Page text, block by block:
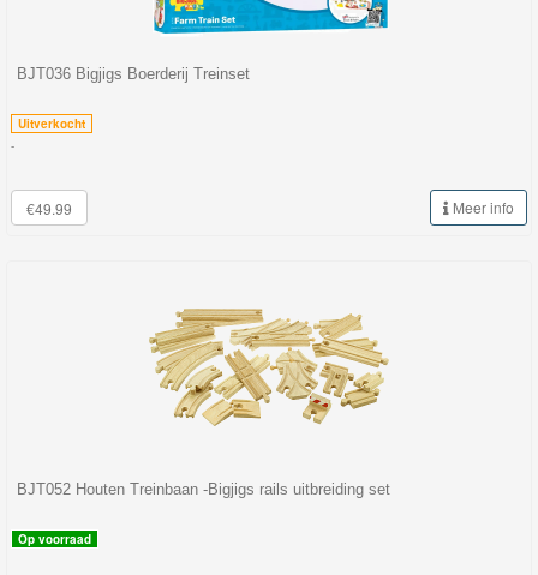
BJT036 Bigjigs Boerderij Treinset
Uitverkocht
-
€49.99 Meer info
BJT052 Houten Treinbaan -Bigjigs rails uitbreiding set
Op voorraad